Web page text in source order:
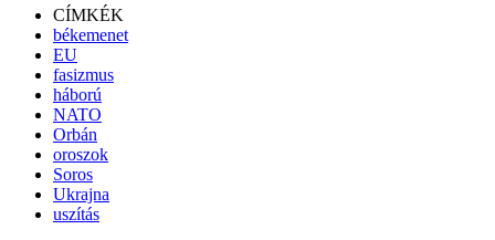
CÍMKÉK
békemenet
EU
fasizmus
háború
NATO
Orbán
oroszok
Soros
Ukrajna
uszítás